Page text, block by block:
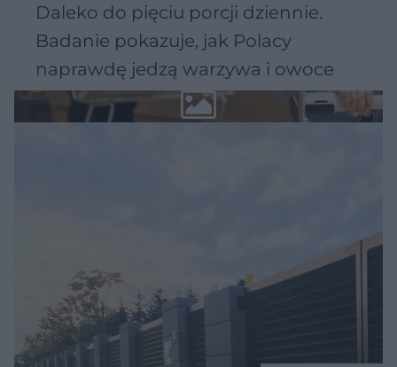
Daleko do pięciu porcji dziennie.
Badanie pokazuje, jak Polacy
naprawdę jedzą warzywa i owoce